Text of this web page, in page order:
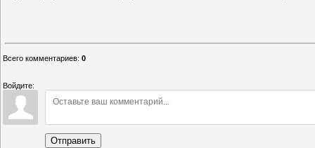
Всего комментариев: 0
Войдите:
Отправить